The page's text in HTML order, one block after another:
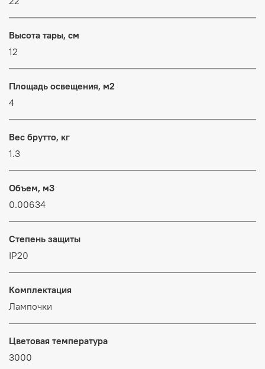
Высота тары, см
12
Площадь освещения, м2
4
Вес брутто, кг
1.3
Объем, м3
0.00634
Степень защиты
IP20
Комплектация
Лампочки
Цветовая температура
3000